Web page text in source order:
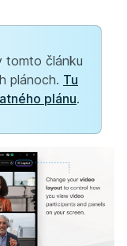
tomto článku
plánoch. Tu
plánu.